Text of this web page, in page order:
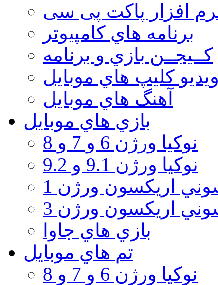
افزار پاکت پی سی
برنامه هاي كامپيوتر
كــيجــن بازي و برنامه
كليپ هاي موبايل
آهنگ هاي موبايل
بازي هاي موبايل
نوكيا ورژن 6 و 7 و 8
نوكيا ورژن 9.1 و 9.2
اريكسون ورژن 1
اريكسون ورژن 3
بازي هاي جاوا
تم هاي موبايل
نوكيا ورژن 6 و 7 و 8